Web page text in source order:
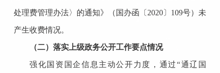
处理费管理办法〉的通知》（国办函〔 2020〕109号）未
产生收费情况。
（二）落实上级政务公开工作要点情况
强化国资国企信息主动公开力度，通过“通辽国